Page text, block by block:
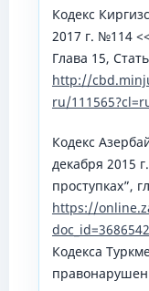
Кодекс
2017 г. №114
Глава 15,
http://
ru/
Кодекс
декабря 2015
проступках”,
https://
Кодекса